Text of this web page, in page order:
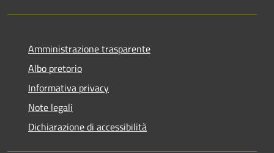
Amministrazione trasparente
Albo pretorio
Informativa privacy
Note legali
Dichiarazione di accessibilità